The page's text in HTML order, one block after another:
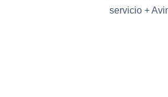
servicio +